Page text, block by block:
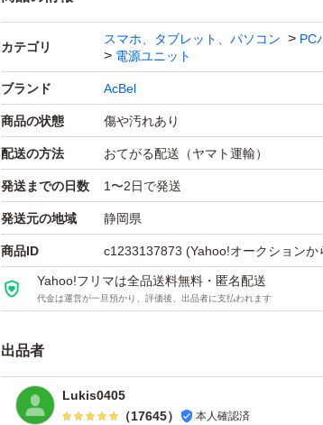
・SATA用電源ケーブル×2
・4ピン ペリフェラル電源ケーブル×1
付属品はありません。
精密機械につき、他の部品との相性による不具合
作の保証は致しかねますので、予めご了承下さい
神経質な方や完品をお求めの場合は、ご入札をお
また、中古品として入手したものとなりますの
途等をご質問されましても、回答致しかねます
ご質問をお願い致します。
落札後、24時間以内のお支払いが可能な方のみご
ます。
期限をお守り頂けない場合、購入の意思無しと判
カテゴリ
スマホ、タブレット、パソコン
PC
電源ユニット
ブランド AcBel
商品の状態 傷や汚れあり
配送の方法 おてがる配送（ヤマト運輸）
発送までの日数 1〜2日で発送
発送元の地域 静岡県
商品ID c1233137873 (Yahoo!オークションか
Yahoo!フリマは全品送料無料・匿名配送
代金は運営が一旦預かり、評価後、出品者に支払われます
出品者
Lukis0405
（17645） 本人確認済